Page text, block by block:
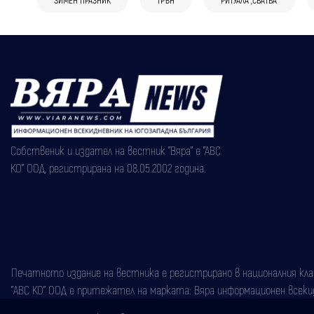
Собственик и издател на вестник "Вяра" е "АВС
КО" ООД, регистрирана на 08.05.2002 година.
Печатното издание на вестника е регистрирано в националния
"АВС КО" ООД е притежател на марката: Вяра информационен